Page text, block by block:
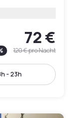
72 €
120 €pro Nacht
- 23h